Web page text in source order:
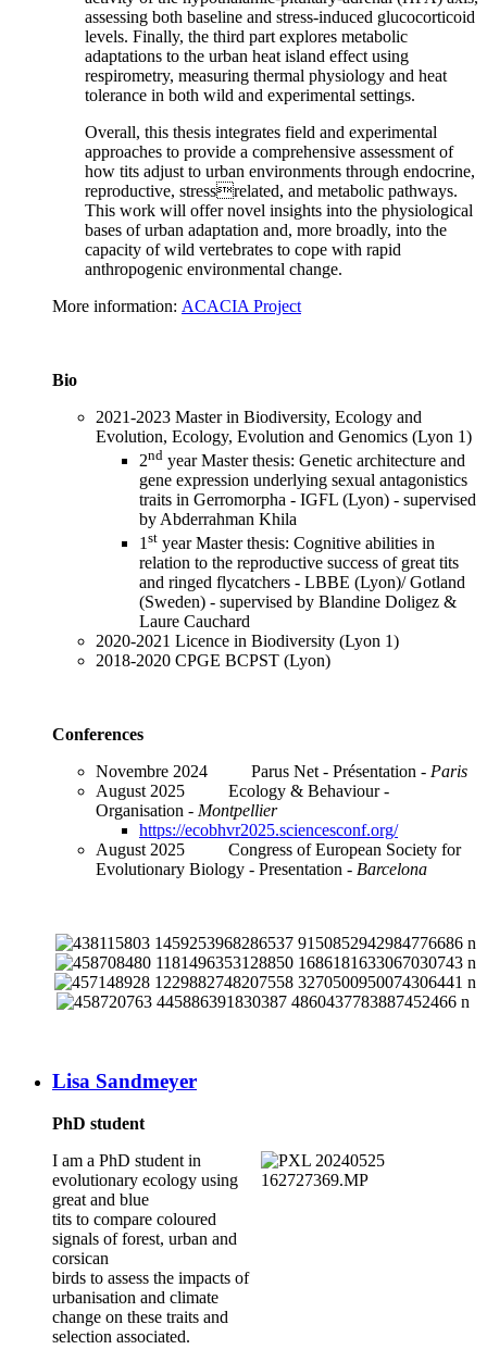
assessing both baseline and stress-induced glucocorticoid
levels. Finally, the third part explores metabolic
adaptations to the urban heat island effect using
respirometry, measuring thermal physiology and heat
tolerance in both wild and experimental settings.
Overall, this thesis integrates field and experimental
approaches to provide a comprehensive assessment of
how tits adjust to urban environments through endocrine,
reproductive, stressrelated, and metabolic pathways.
This work will offer novel insights into the physiological
bases of urban adaptation and, more broadly, into the
capacity of wild vertebrates to cope with rapid
anthropogenic environmental change.
More information: ACACIA Project
Bio
2021-2023 Master in Biodiversity, Ecology and
Evolution, Ecology, Evolution and Genomics (Lyon 1)
2nd year Master thesis: Genetic architecture and
gene expression underlying sexual antagonistics
traits in Gerromorpha - IGFL (Lyon) - supervised
by Abderrahman Khila
1 st year Master thesis: Cognitive abilities in
relation to the reproductive success of great tits
and ringed flycatchers - LBBE (Lyon)/ Gotland
(Sweden) - supervised by Blandine Doligez &
Laure Cauchard
2020-2021 Licence in Biodiversity (Lyon 1)
2018-2020 CPGE BCPST (Lyon)
Conferences
Novembre 2024 Parus Net - Présentation - Paris
August 2025 Ecology & Behaviour -
Organisation - Montpellier
https://ecobhvr2025.sciencesconf.org/
August 2025 Congress of European Society for
Evolutionary Biology - Presentation - Barcelona
Lisa Sandmeyer
PhD student
I am a PhD student in
evolutionary ecology using
great and blue
tits to compare coloured
signals of forest, urban and
corsican
birds to assess the impacts of
urbanisation and climate
change on these traits and
selection associated.